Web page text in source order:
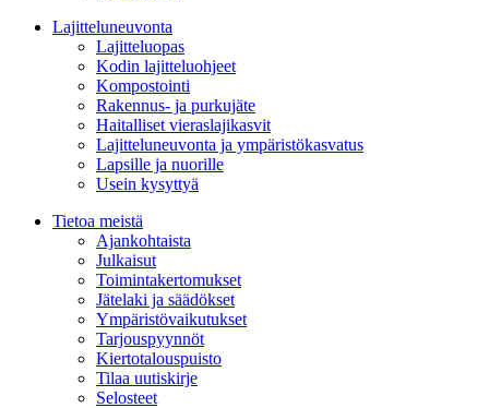
Lajitteluneuvonta
Lajitteluopas
Kodin lajitteluohjeet
Kompostointi
Rakennus- ja purkujäte
Haitalliset vieraslajikasvit
Lajitteluneuvonta ja ympäristökasvatus
Lapsille ja nuorille
Usein kysyttyä
Tietoa meistä
Ajankohtaista
Julkaisut
Toimintakertomukset
Jätelaki ja säädökset
Ympäristövaikutukset
Tarjouspyynnöt
Kiertotalouspuisto
Tilaa uutiskirje
Selosteet